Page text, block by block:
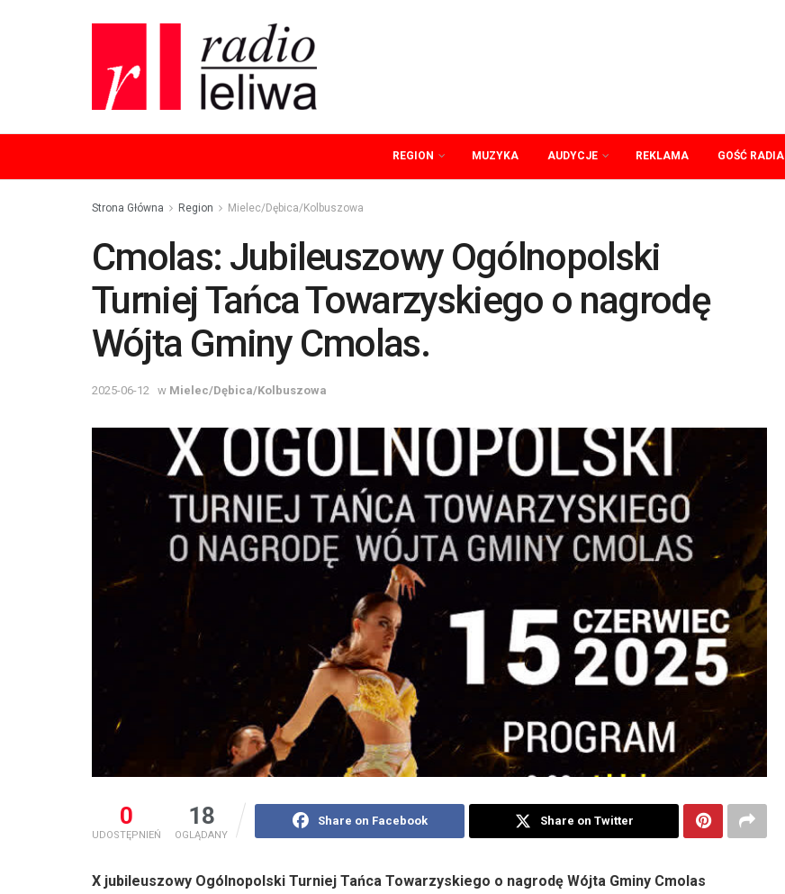
REGION MUZYKA AUDYCJE REKLAMA GOŚĆ RADIA
Strona Główna Region Mielec/Dębica/Kolbuszowa
Cmolas: Jubileuszowy Ogólnopolski
Turniej Tańca Towarzyskiego o nagrodę
Wójta Gminy Cmolas.
2025-06-12 w Mielec/Dębica/Kolbuszowa
0
UDOSTĘPNIEŃ
18
OGLĄDANY
Share on Facebook Share on Twitter
X jubileuszowy Ogólnopolski Turniej Tańca Towarzyskiego o nagrodę Wójta Gminy Cmolas